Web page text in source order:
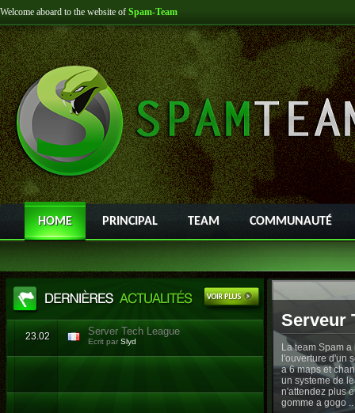
Welcome aboard to the website of Spam-Team
HOME PRINCIPAL TEAM COMMUNAUTÉ
23.02 Server Tech League
Ecrit par Slyd
Serveur
La team Spam
l'ouverture d'un
a 6 maps et
un systeme de
n'attendez plus
gomme a gogo ..